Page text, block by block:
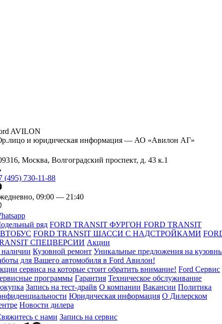
AVILON
и юридическая информация — АО «Авилон АГ»
Москва, Волгоградский проспект, д. 43 к.1
(495) 730-11-88
09:00 — 21:40
ряд FORD TRANSIT ФУРГОН FORD TRANSIT
FORD TRANSIT ШАССИ С НАДСТРОЙКАМИ
СПЕЦВЕРСИИ Акции
Кузовной ремонт Уникальные предложения на
для Вашего автомобиля в Ford Авилон!
сервиса на которые стоит обратить внимание! Ford Сервис
программы Гарантия Техническое обслуживание
Запись на тест-драйв О компании Вакансии Политика
Юридическая информация О Дилерском
Новости дилера
с нами Запись на сервис